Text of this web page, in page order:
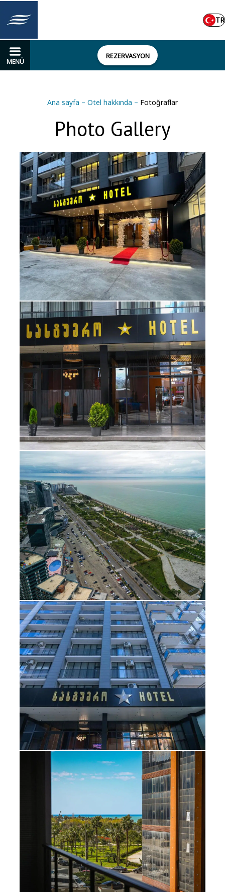
TR
MENÜ
REZERVASYON
Ana sayfa – Otel hakkında – Fotoğraflar
Photo Gallery